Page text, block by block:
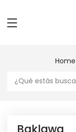
Home